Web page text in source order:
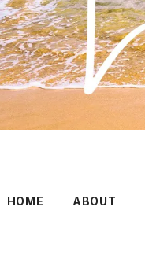
HOME ABOUT